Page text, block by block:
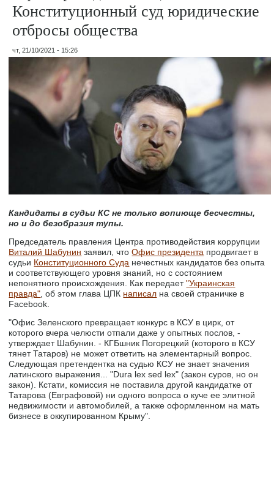
Конституционный суд юридические
отбросы общества
чт, 21/10/2021 - 15:26
Кандидаты в судьи КС не только вопиюще бесчестны,
но и до безобразия тупы.
Председатель правления Центра противодействия коррупции
Виталий Шабунин заявил, чтоОфис президента продвигает в
судьи Конституционного Суда нечестных кандидатов без опыта
и соответствующего уровня знаний, но с состоянием
непонятного происхождения. Как передает"Украинская
правда" , об этом глава ЦПК написал на своей страничке в
Facebook.
"Офис Зеленского превращает конкурс в КСУ в цирк, от
которого вчера челюсти отпали даже у опытных послов, -
утверждает Шабунин. - КГБшник Погорецкий (которого в КСУ
тянет Татаров) не может ответить на элементарный вопрос.
Следующая претендентка на судью КСУ не знает значения
латинского выражения... "Dura lex sed lex" (закон суров, но он
закон). Кстати, комиссия не поставила другой кандидатке от
Татарова (Евграфовой) ни одного вопроса о куче ее элитной
недвижимости и автомобилей, а также оформленном на мать
бизнесе в оккупированном Крыму".